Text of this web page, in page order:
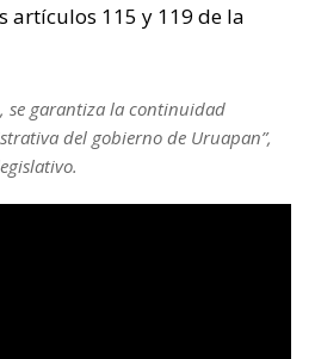
artículos 115 y 119 de la
se garantiza la continuidad
del gobierno de Uruapan”,